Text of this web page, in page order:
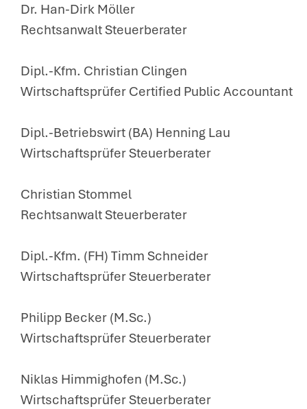
Dr. Han-Dirk Möller
Rechtsanwalt Steuerberater
Dipl.-Kfm. Christian Clingen
Wirtschaftsprüfer Certified Public Accountant
Dipl.-Betriebswirt (BA) Henning Lau
Wirtschaftsprüfer Steuerberater
Christian Stommel
Rechtsanwalt Steuerberater
Dipl.-Kfm. (FH) Timm Schneider
Wirtschaftsprüfer Steuerberater
Philipp Becker (M.Sc.)
Wirtschaftsprüfer Steuerberater
Niklas Himmighofen (M.Sc.)
Wirtschaftsprüfer Steuerberater